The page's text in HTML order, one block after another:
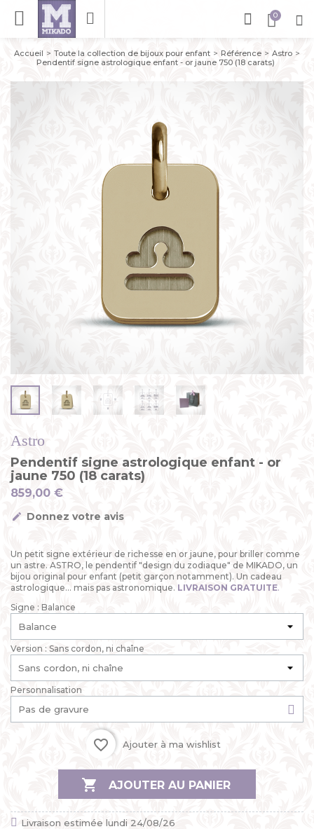
Accueil Toute la collection de bijoux pour enfant Référence
Astro
Pendentif signe astrologique enfant - or jaune 750 (18 carats)
Astro
Pendentif signe astrologique enfant - or
jaune 750 (18 carats)
859,00 €
Donnez votre avis
Un petit signe extérieur de richesse en or jaune, pour briller comme
un astre. ASTRO, le pendentif "design du zodiaque" de MIKADO, un
bijou original pour enfant (petit garçon notamment). Un cadeau
astrologique... mais pas astronomique. LIVRAISON GRATUITE.
Signe : Balance
Version : Sans cordon, ni chaîne
Personnalisation
favorite_border Ajouter à ma wishlist
 AJOUTER AU PANIER
Livraison estimée lundi 24/08/26